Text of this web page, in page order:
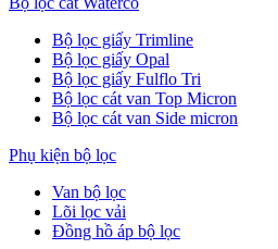
Bộ lọc giấy Trimline
Bộ lọc giấy Opal
Bộ lọc giấy Fulflo Tri
Bộ lọc cát van Top Micron
Bộ lọc cát van Side micron
Phụ kiện bộ lọc
Van bộ lọc
Lõi lọc vải
Đồng hồ áp bộ lọc